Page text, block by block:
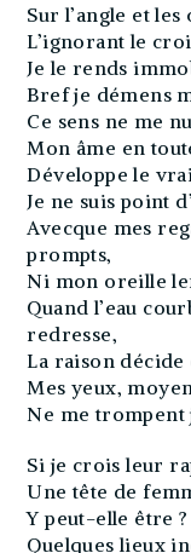
Sur l’angle et
L’ignorant le
Je le rends
Bref je démens
Ce sens ne me
Mon âme en
Développe le
Je ne suis point
Avecque mes
prompts,
Ni mon oreille
Quand l’eau
redresse,
La raison décide
Mes yeux,
Ne me trompent
Si je crois leur
Une tête de
Y peut-elle être
Quelques lieux